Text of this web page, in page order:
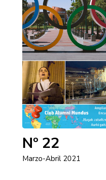
Nº 22
Marzo-Abril 2021